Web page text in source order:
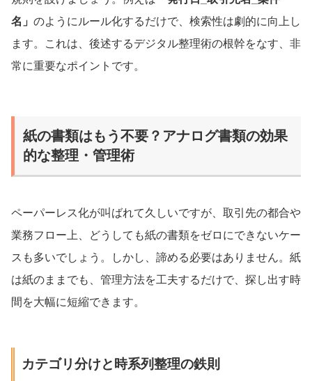
名」 のようにルール化するだけで、検索性は劇的に向上し
ます。これは、後述するデジタル整理術の根幹をなす、非
常に重要なポイントです。
紙の書類はもう不要？アナログ書類の効果
的な整理・管理術
ペーパーレス化が叫ばれて久しいですが、取引先の都合や
業務フロー上、どうしても紙の書類をゼロにできないケー
スも多いでしょう。しかし、諦める必要はありません。紙
は紙のままでも、管理方法を工夫するだけで、探し出す時
間を大幅に短縮できます。
カテゴリ分けと時系列整理の鉄則